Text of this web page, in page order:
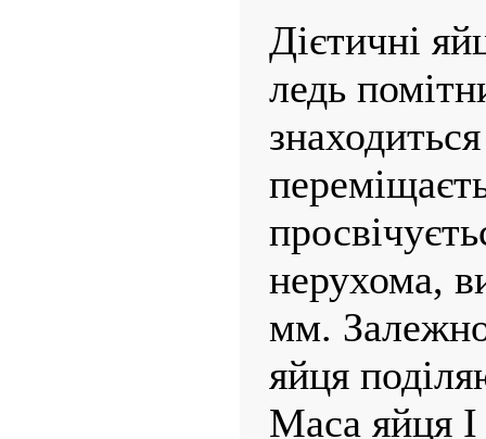
Дієтичні
ледь
нерухома,
мм. Залежно
яйця
Маса яйця І